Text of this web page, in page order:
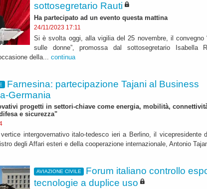
sottosegretario Rauti
Ha partecipato ad un evento questa mattina
24/11/2023 17:11
Si è svolta oggi, alla vigilia del 25 novembre, il convegno
sulle donne”, promossa dal sottosegretario Isabella
della... continua
Farnesina: partecipazione Tajani al Business
Germania
progetti in settori-chiave come energia, mobilità,
e sicurezza"
vertice intergovernativo italo-tedesco ieri a Berlino, il vicepresidente
degli Affari esteri e della cooperazione internazionale, Antonio
AVIAZIONE CIVILE
Forum italiano controllo
tecnologie a duplice uso